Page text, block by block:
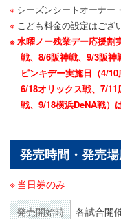
シーズンシートオーナー
こども料金の設定はござ
水曜ノー残業デー応援割
戦、8/6阪神戦、9/3阪
ピンキデー実施日（4/10
6/18オリックス戦、7/
戦、9/18横浜DeNA戦）
発売時間・発売
当日券のみ
発売開始時
各試合開